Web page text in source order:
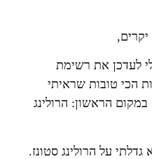
לעדכן את רשימת
הכי טובות שראיתי
במקום הראשון: הרולינג
על הרולינג סטונז.